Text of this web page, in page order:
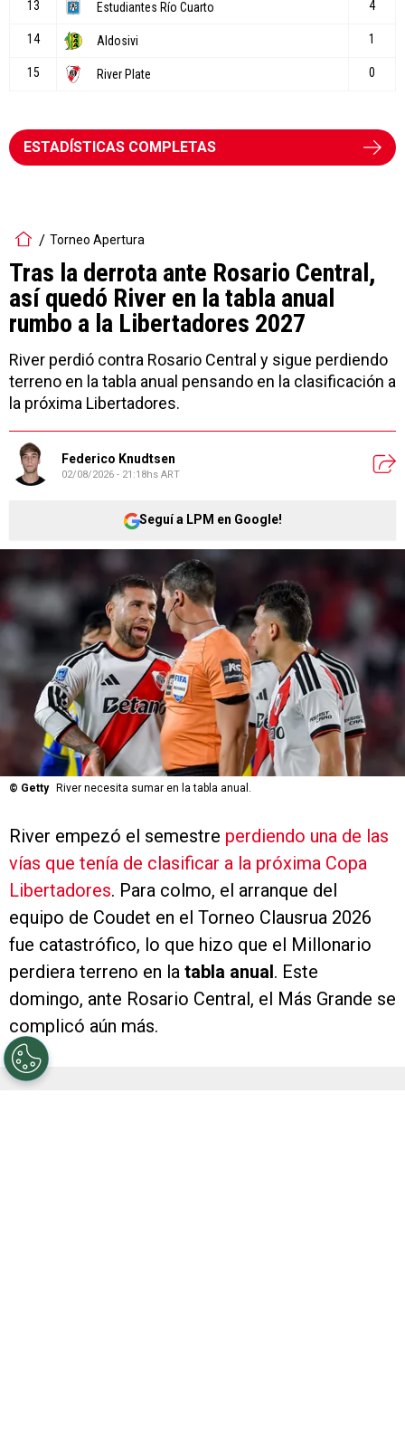
ESTADÍSTICAS COMPLETAS
Torneo Apertura
Tras la derrota ante Rosario Central,
así quedó River en la tabla anual
rumbo a la Libertadores 2027
River perdió contra Rosario Central y sigue perdiendo
terreno en la tabla anual pensando en la clasificación a
la próxima Libertadores.
Federico Knudtsen
02/08/2026 - 21:18hs ART
Seguí a LPM en Google!
© Getty River necesita sumar en la tabla anual.
River empezó el semestre perdiendo una de las
vías que tenía de clasificar a la próxima Copa
Libertadores. Para colmo, el arranque del
equipo de Coudet en el Torneo Clausrua 2026
fue catastrófico, lo que hizo que el Millonario
perdiera terreno en la tabla anual. Este
domingo, ante Rosario Central, el Más Grande se
complicó aún más.